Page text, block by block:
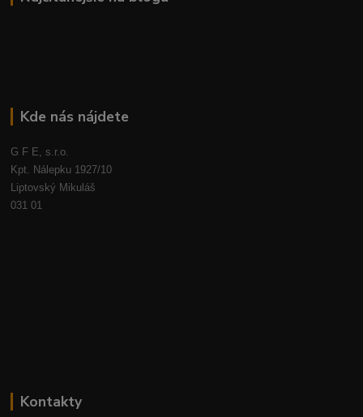
Kde nás nájdete
G F E, s.r.o.
Kpt. Nálepku 1927/10
Liptovský Mikuláš
031 01
Kontakty